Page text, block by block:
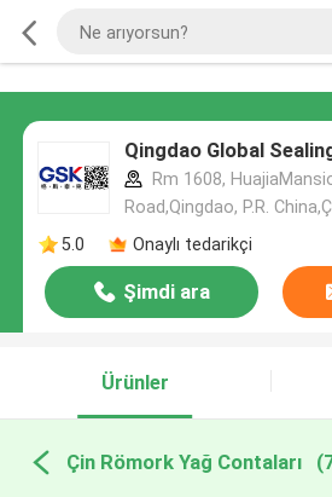
Qingdao Global
Rm 1608,
Road,Qingdao, P.R.
5.0
Onaylı tedarikçi
Şimdi ara
Ürünler
Çin Römork Yağ Contaları